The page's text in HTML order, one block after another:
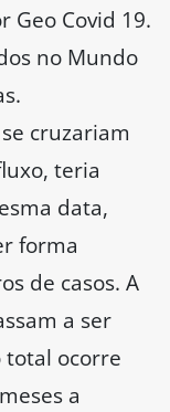
Geo Covid 19.
no Mundo
cruzariam
teria
data,
forma
de casos. A
a ser
total ocorre
a